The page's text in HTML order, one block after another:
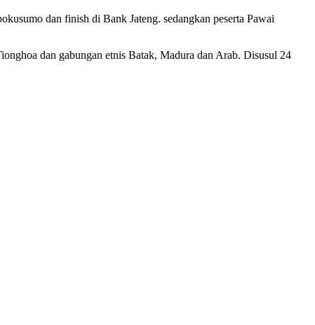
dan finish di Bank Jateng. sedangkan peserta Pawai
dan gabungan etnis Batak, Madura dan Arab. Disusul 24